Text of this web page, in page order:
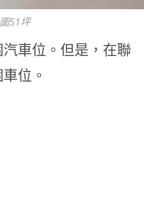
51坪
車位。但是，在聯
位。